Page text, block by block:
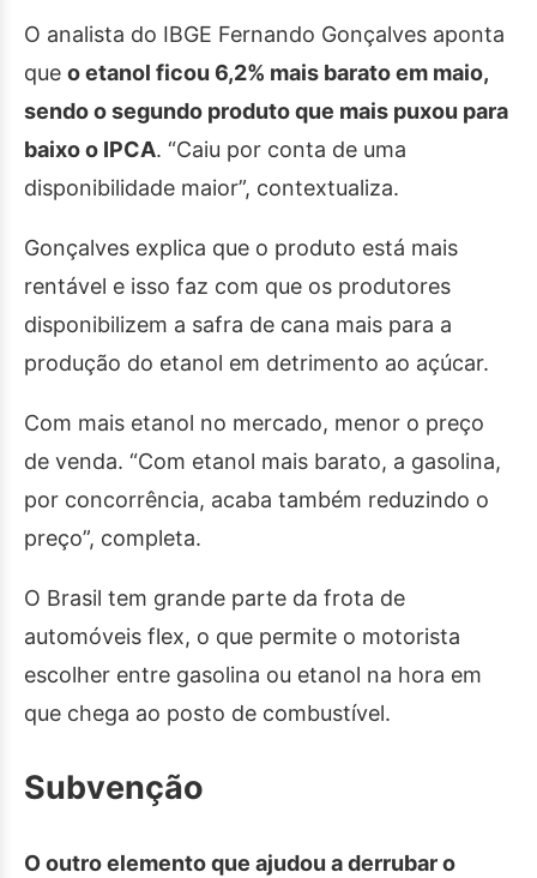
O analista do IBGE Fernando Gonçalves aponta
que o etanol ficou 6,2% mais barato em maio,
sendo o segundo produto que mais puxou para
baixo o IPCA. “Caiu por conta de uma
disponibilidade maior”, contextualiza.
Gonçalves explica que o produto está mais
rentável e isso faz com que os produtores
disponibilizem a safra de cana mais para a
produção do etanol em detrimento ao açúcar.
Com mais etanol no mercado, menor o preço
de venda. “Com etanol mais barato, a gasolina,
por concorrência, acaba também reduzindo o
preço”, completa.
O Brasil tem grande parte da frota de
automóveis flex, o que permite o motorista
escolher entre gasolina ou etanol na hora em
que chega ao posto de combustível.
Subvenção
O outro elemento que ajudou a derrubar o